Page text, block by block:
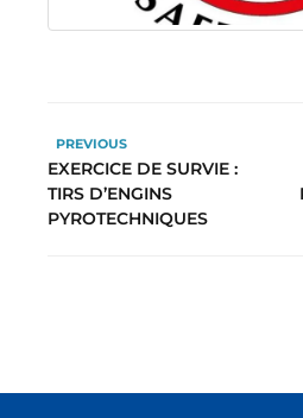
PREVIOUS
EXERCICE DE SURVIE :
TIRS D’ENGINS
PYROTECHNIQUES